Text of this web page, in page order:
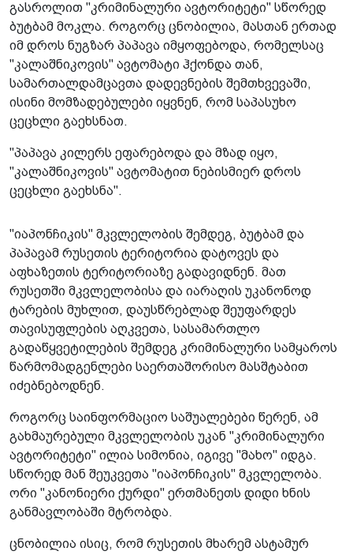
გასროლით "კრიმინალური ავტორიტეტი" სწორედ
ბუტბამ მოკლა. როგორც ცნობილია, მასთან ერთად
იმ დროს ნუგზარ პაპავა იმყოფებოდა, რომელსაც
"კალაშნიკოვის" ავტომატი ჰქონდა თან,
სამართალდამცავთა დადევნების შემთხვევაში,
ისინი მომზადებულები იყვნენ, რომ საპასუხო
ცეცხლი გაეხსნათ.
"პაპავა კილერს ეფარებოდა და მზად იყო,
"კალაშნიკოვის" ავტომატით ნებისმიერ დროს
ცეცხლი გაეხსნა".
"იაპონჩიკის" მკვლელობის შემდეგ, ბუტბამ და
პაპავამ რუსეთის ტერიტორია დატოვეს და
აფხაზეთის ტერიტორიაზე გადავიდნენ. მათ
რუსეთში მკვლელობისა და იარაღის უკანონოდ
ტარების მუხლით, დაუსწრებლად შეუფარდეს
თავისუფლების აღკვეთა, სასამართლო
გადაწყვეტილების შემდეგ კრიმინალური სამყაროს
წარმომადგენლები საერთაშორისო მასშტაბით
იძებნებოდნენ.
როგორც საინფორმაციო საშუალებები წერენ, ამ
გახმაურებული მკვლელობის უკან "კრიმინალური
ავტორიტეტი" ილია სიმონია, იგივე "მახო" იდგა.
სწორედ მან შეუკვეთა "იაპონჩიკის" მკვლელობა.
ორი "კანონიერი ქურდი" ერთმანეთს დიდი ხნის
განმავლობაში მტრობდა.
ცნობილია ისიც, რომ რუსეთის მხარემ ასტამურ